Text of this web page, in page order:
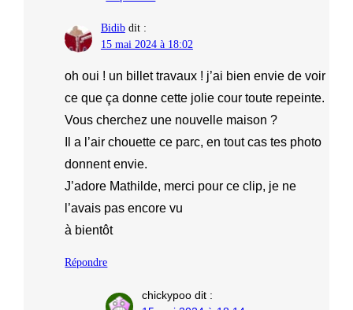
Bidib dit :
15 mai 2024 à 18:02
oh oui ! un billet travaux ! j’ai bien envie de voir
ce que ça donne cette jolie cour toute repeinte.
Vous cherchez une nouvelle maison ?
Il a l’air chouette ce parc, en tout cas tes photo
donnent envie.
J’adore Mathilde, merci pour ce clip, je ne
l’avais pas encore vu
à bientôt
Répondre
chickypoo dit :